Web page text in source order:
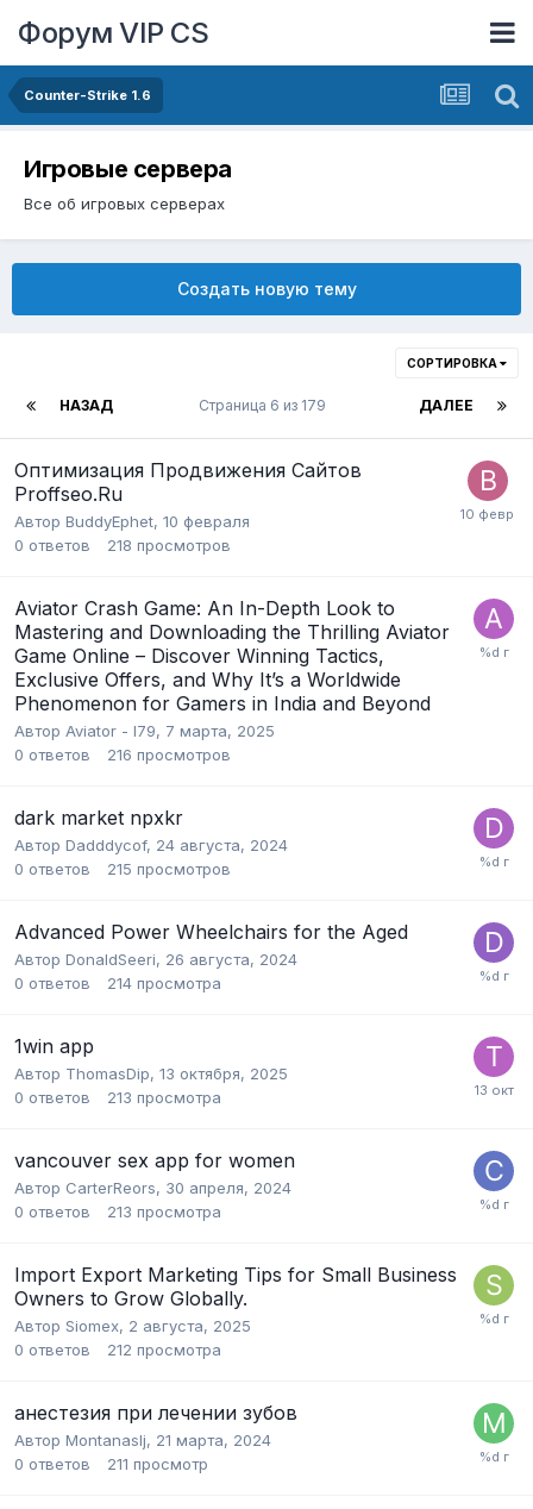
Форум VIP CS
Counter-Strike 1.6
Игровые сервера
Все об игровых серверах
Создать новую тему
СОРТИРОВКА
НАЗАД ДАЛЕЕ
Страница 6 из 179
Оптимизация Продвижения Сайтов
Proffseo.Ru
Автор BuddyEphet, 10 февраля
0 ответов 218 просмотров
Aviator Crash Game: An In-Depth Look to
Mastering and Downloading the Thrilling Aviator
Game Online – Discover Winning Tactics,
Exclusive Offers, and Why It’s a Worldwide
Phenomenon for Gamers in India and Beyond
Автор Aviator - l79, 7 марта, 2025
0 ответов 216 просмотров
dark market npxkr
Автор Dadddycof, 24 августа, 2024
0 ответов 215 просмотров
Advanced Power Wheelchairs for the Aged
Автор DonaldSeeri, 26 августа, 2024
0 ответов 214 просмотра
1win app
Автор ThomasDip, 13 октября, 2025
0 ответов 213 просмотра
vancouver sex app for women
Автор CarterReors, 30 апреля, 2024
0 ответов 213 просмотра
Import Export Marketing Tips for Small Business
Owners to Grow Globally.
Автор Siomex, 2 августа, 2025
0 ответов 212 просмотра
анестезия при лечении зубов
Автор Montanaslj, 21 марта, 2024
0 ответов 211 просмотр